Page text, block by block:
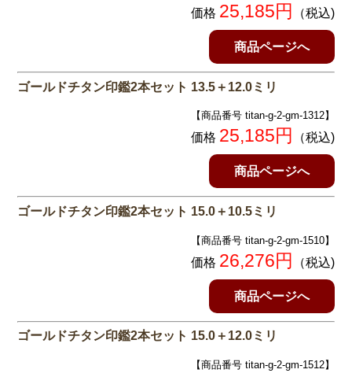
価格 25,185円 （税込)
商品ページへ
ゴールドチタン印鑑2本セット 13.5＋12.0ミリ
【商品番号 titan-g-2-gm-1312】
価格 25,185円 （税込)
商品ページへ
ゴールドチタン印鑑2本セット 15.0＋10.5ミリ
【商品番号 titan-g-2-gm-1510】
価格 26,276円 （税込)
商品ページへ
ゴールドチタン印鑑2本セット 15.0＋12.0ミリ
【商品番号 titan-g-2-gm-1512】